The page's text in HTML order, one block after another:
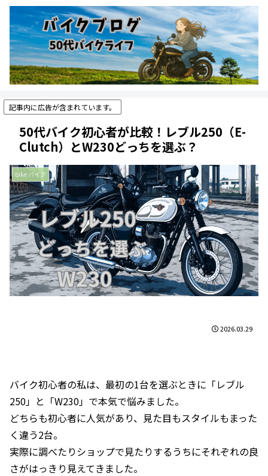
記事内に広告が含まれています。
50代バイク初心者が比較！レブル250（E-
Clutch）とW230どっちを選ぶ？
bike バイク
2026.03.29
バイク初心者の私は、最初の1台を選ぶときに「レブル
250」と「W230」で本気で悩みました。
どちらも初心者に人気があり、見た目もスタイルもまった
く違う2台。
実際に調べたりショップで見たりするうちにそれぞれの良
さがはっきり見えてきました。